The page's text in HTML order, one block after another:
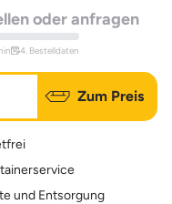
oder anfragen
4. Bestelldaten
Zum Preis
und Entsorgung